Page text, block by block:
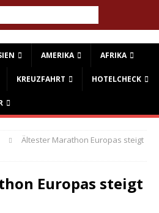
AMERIKA AFRIKA
KREUZFAHRT HOTELCHECK
Ältester Marathon Europas steigt
Europas steigt